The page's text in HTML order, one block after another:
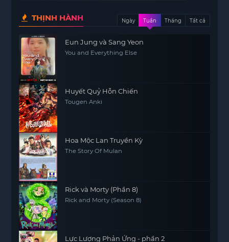
THỊNH HÀNH Ngày Tuần Tháng Tất cả
Eun Jung và Sang Yeon
You and Everything Else
Huyết Quỷ Hỗn Chiến
Tougen Anki
Hoa Mộc Lan Truyền Kỳ
The Story Of Mulan
Rick và Morty (Phần 8)
Rick and Morty (Season 8)
Lực Lượng Phản Ứng - phần 2